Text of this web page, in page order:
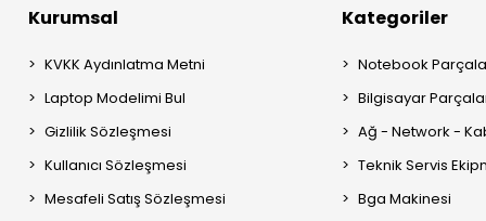
Kurumsal
KVKK Aydınlatma Metni
Laptop Modelimi Bul
Gizlilik Sözleşmesi
Kullanıcı Sözleşmesi
Mesafeli Satış Sözleşmesi
Kategoriler
Notebook
Bilgisayar
Ağ - Network -
Teknik Servis
Bga Makinesi